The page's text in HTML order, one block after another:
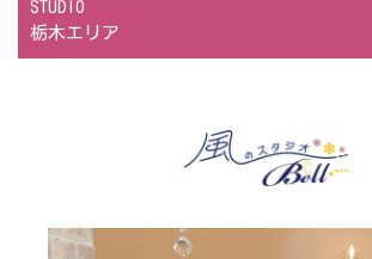
STUDIO
栃木エリア